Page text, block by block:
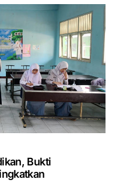
Bukti